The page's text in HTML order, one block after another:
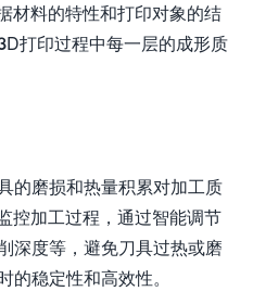
材料的特性和打印对象的结
打印过程中每一层的成形质
的磨损和热量积累对加工质
控加工过程，通过智能调节
深度等，避免刀具过热或磨
的稳定性和高效性。